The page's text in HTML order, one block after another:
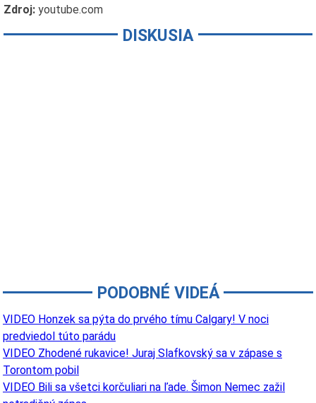
Zdroj: youtube.com
DISKUSIA
PODOBNÉ VIDEÁ
VIDEO Honzek sa pýta do prvého tímu Calgary! V noci
predviedol túto parádu
VIDEO Zhodené rukavice! Juraj Slafkovský sa v zápase s
Torontom pobil
VIDEO Bili sa všetci korčuliari na ľade. Šimon Nemec zažil